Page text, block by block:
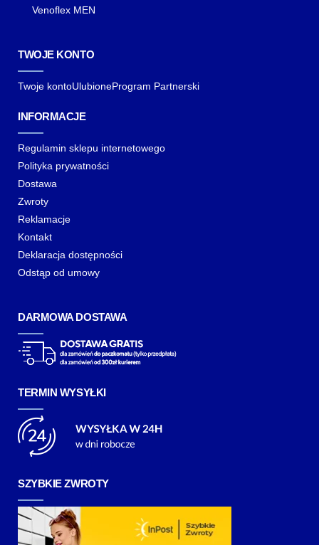
Venoflex MEN
TWOJE KONTO
Twoje kontoUlubioneProgram Partnerski
INFORMACJE
Regulamin sklepu internetowego
Polityka prywatności
Dostawa
Zwroty
Reklamacje
Kontakt
Deklaracja dostępności
Odstąp od umowy
DARMOWA DOSTAWA
TERMIN WYSYŁKI
SZYBKIE ZWROTY